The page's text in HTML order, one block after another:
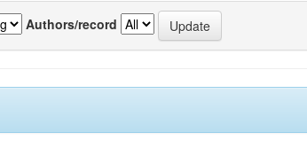
Authors/record